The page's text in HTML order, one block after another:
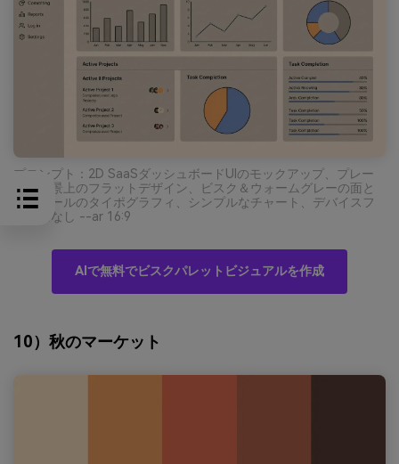
プロンプト：2D SaaSダッシュボードUIのモックアップ、プレー
ンな背景上のフラットデザイン、ビスク＆ウォームグレーの面と
チャコールのタイポグラフィ、シンプルなチャート、デバイスフ
レームなし --ar 16:9
AIで無料でビスクパレットビジュアルを作成
10）秋のマーケット